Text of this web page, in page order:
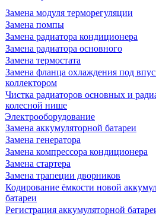
Замена модуля терморегуляции
Замена помпы
Замена радиатора кондиционера
Замена радиатора основного
Замена термостата
Замена фланца охлаждения под
коллектором
Чистка радиаторов основных и
колесной нише
Электрооборудование
Замена аккумуляторной батареи
Замена генератора
Замена компрессора кондиционера
Замена стартера
Замена трапеции дворников
Кодирование ёмкости новой
батареи
Регистрация аккумуляторной